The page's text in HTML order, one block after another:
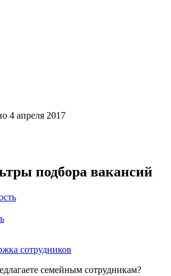
4 апреля 2017
подбора вакансий
сотрудников
семейным сотрудникам?